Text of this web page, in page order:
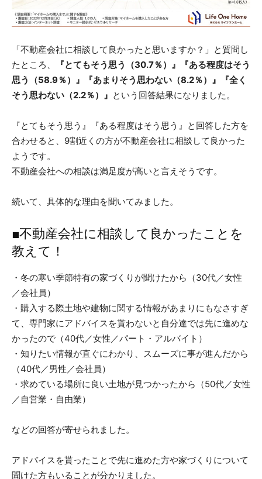
「不動産会社に相談して良かったと思いますか？」と質問し
たところ、
『とてもそう思う（30.7％）』『ある程度はそう
思う（58.9％）』『あまりそう思わない（8.2％）』『全く
そう思わない（2.2％）』 という回答結果になりました。
『とてもそう思う』『ある程度はそう思う』と回答した方を
合わせると、9割近くの方が不動産会社に相談して良かった
ようです。
不動産会社への相談は満足度が高いと言えそうです。
続いて、具体的な理由を聞いてみました。
■不動産会社に相談して良かったことを
教えて！
・冬の寒い季節特有の家づくりが聞けたから（30代／女性
／会社員）
・購入する際土地や建物に関する情報があまりにもなさすぎ
て、専門家にアドバイスを貰わないと自分達では先に進めな
かったので（40代／女性／パート・アルバイト）
・知りたい情報が直ぐにわかり、スムーズに事が進んだから
（40代／男性／会社員）
・求めている場所に良い土地が見つかったから（50代／女性
／自営業・自由業）
などの回答が寄せられました。
アドバイスを貰ったことで先に進めた方や家づくりについて
聞けた方もいることが分かりました。